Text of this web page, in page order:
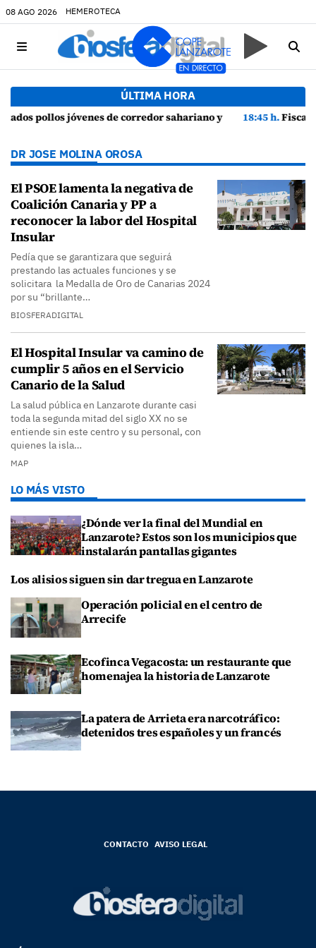
08 AGO 2026 HEMEROTECA
ÚLTIMA HORA
de cortejo de hubara cerca del rally de Lanzarote
18:45 h.Fiscalía denuncia a Yonathan de León y a Echedey Eugenio
DR JOSE MOLINA OROSA
El PSOE lamenta la negativa de
Coalición Canaria y PP a
reconocer la labor del Hospital
Insular
Pedía que se garantizara que seguirá
prestando las actuales funciones y se
solicitara la Medalla de Oro de Canarias 2024
por su “brillante…
BIOSFERADIGITAL
El Hospital Insular va camino de
cumplir 5 años en el Servicio
Canario de la Salud
La salud pública en Lanzarote durante casi
toda la segunda mitad del siglo XX no se
entiende sin este centro y su personal, con
quienes la isla…
MAP
LO MÁS VISTO
¿Dónde ver la final del Mundial en
Lanzarote? Estos son los municipios que
instalarán pantallas gigantes
Los alisios siguen sin dar tregua en Lanzarote
Operación policial en el centro de
Arrecife
Ecofinca Vegacosta: un restaurante que
homenajea la historia de Lanzarote
La patera de Arrieta era narcotráfico:
detenidos tres españoles y un francés
CONTACTO AVISO LEGAL